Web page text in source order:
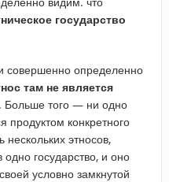
государство
совершенно определенно
там не является
. Больше того — ни одно
продуктом конкретного
нескольких этносов,
государство, и оно
условно замкнутой